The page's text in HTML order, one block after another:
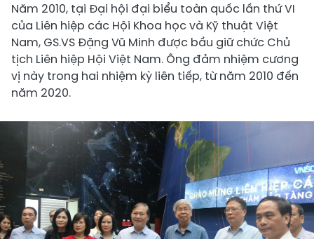
Năm 2010, tại Đại hội đại biểu toàn quốc lần thứ VI
của Liên hiệp các Hội Khoa học và Kỹ thuật Việt
Nam, GS.VS Đặng Vũ Minh được bầu giữ chức Chủ
tịch Liên hiệp Hội Việt Nam. Ông đảm nhiệm cương
vị này trong hai nhiệm kỳ liên tiếp, từ năm 2010 đến
năm 2020.